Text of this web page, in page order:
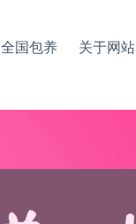
全国包养 关于网站